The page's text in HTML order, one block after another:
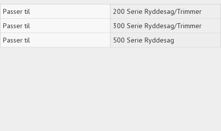
Passer til
200 Serie Ryddesag/Trimmer
Passer til
300 Serie Ryddesag/Trimmer
Passer til
500 Serie Ryddesag